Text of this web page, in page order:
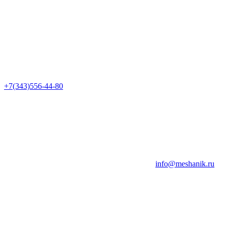
+7(343)556-44-80
info@meshanik.ru